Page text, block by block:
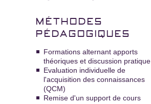
MÉTHODES
PÉDAGOGIQUES
Formations alternant apports
théoriques et discussion pratique
Evaluation individuelle de
l'acquisition des connaissances
(QCM)
Remise d'un support de cours